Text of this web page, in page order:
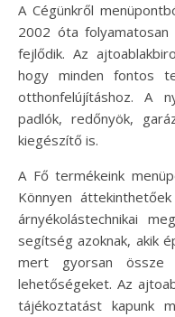
A Cégünkről
2002 óta
fejlődik. Az
hogy minden fontos
otthonfelújításhoz. A
padlók, redőnyök,
kiegészítő is.
A Fő termékeink
Könnyen
árnyékolástechnikai
segítség azoknak, akik
mert gyorsan össze
lehetőségeket. Az
tájékoztatást kapunk